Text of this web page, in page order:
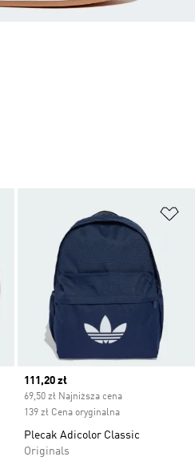
Dodaj do listy życzeń
Current price
111,20 zł
69,50 zł Najniższa cena
139 zł Cena oryginalna
Plecak Adicolor Classic
Originals